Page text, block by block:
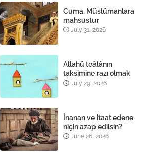
Cuma, Müslümanlara
mahsustur
July 31, 2026
Allahü teâlânın
taksimine razı olmak
July 29, 2026
İnanan ve itaat edene
niçin azap edilsin?
June 26, 2026